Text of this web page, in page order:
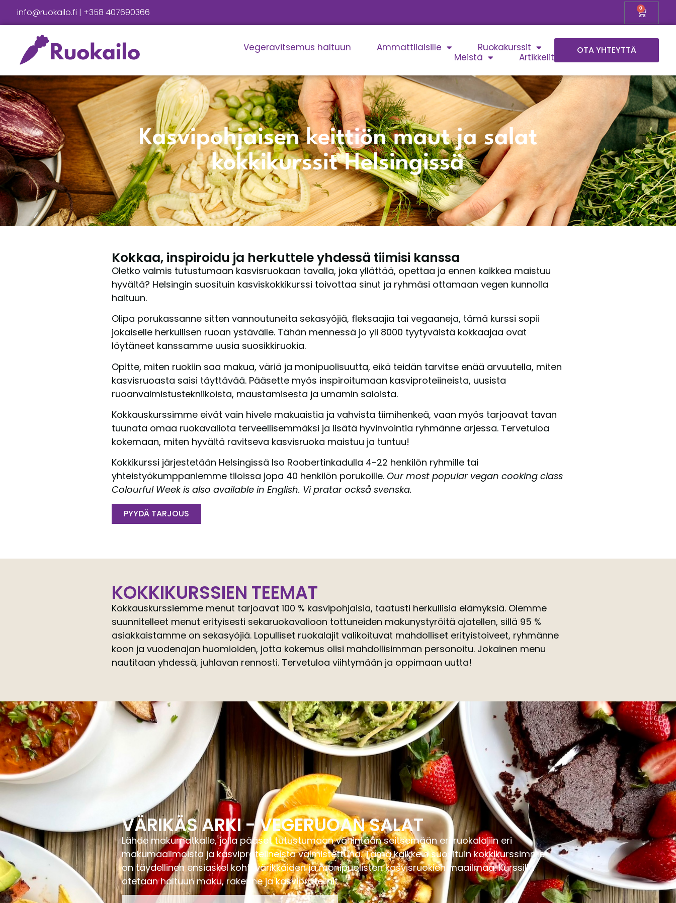
info@ruokailo.fi | +358 407690366 0
Vegeravitsemus haltuun Ammattilaisille
Ruokakurssit
Meistä
Artikkelit
OTA YHTEYTTÄ
Kasvipohjaisen keittiön maut ja salat
kokkikurssit Helsingissä
Kokkaa, inspiroidu ja herkuttele yhdessä tiimisi kanssa
Oletko valmis tutustumaan kasvisruokaan tavalla, joka yllättää, opettaa ja ennen kaikkea maistuu
hyvältä? Helsingin suosituin kasviskokkikurssi toivottaa sinut ja ryhmäsi ottamaan vegen kunnolla
haltuun.
Olipa porukassanne sitten vannoutuneita sekasyöjiä, fleksaajia tai vegaaneja, tämä kurssi sopii
jokaiselle herkullisen ruoan ystävälle. Tähän mennessä jo yli 8000 tyytyväistä kokkaajaa ovat
löytäneet kanssamme uusia suosikkiruokia.
Opitte, miten ruokiin saa makua, väriä ja monipuolisuutta, eikä teidän tarvitse enää arvuutella, miten
kasvisruoasta saisi täyttävää. Pääsette myös inspiroitumaan kasviproteiineista, uusista
ruoanvalmistustekniikoista, maustamisesta ja umamin saloista.
Kokkauskurssimme eivät vain hivele makuaistia ja vahvista tiimihenkeä, vaan myös tarjoavat tavan
tuunata omaa ruokavaliota terveellisemmäksi ja lisätä hyvinvointia ryhmänne arjessa. Tervetuloa
kokemaan, miten hyvältä ravitseva kasvisruoka maistuu ja tuntuu!
Kokkikurssi järjestetään Helsingissä Iso Roobertinkadulla 4-22 henkilön ryhmille tai
yhteistyökumppaniemme tiloissa jopa 40 henkilön porukoille. Our most popular vegan cooking class
Colourful Week is also available in English. Vi pratar också svenska.
PYYDÄ TARJOUS
KOKKIKURSSIEN TEEMAT
Kokkauskurssiemme menut tarjoavat 100 % kasvipohjaisia, taatusti herkullisia elämyksiä. Olemme
suunnitelleet menut erityisesti sekaruokavalioon tottuneiden makunystyröitä ajatellen, sillä 95 %
asiakkaistamme on sekasyöjiä. Lopulliset ruokalajit valikoituvat mahdolliset erityistoiveet, ryhmänne
koon ja vuodenajan huomioiden, jotta kokemus olisi mahdollisimman personoitu. Jokainen menu
nautitaan yhdessä, juhlavan rennosti. Tervetuloa viihtymään ja oppimaan uutta!
VÄRIKÄS ARKI - VEGERUOAN SALAT
Lähde makumatkalle, jolla pääset tutustumaan vähintään seitsemään eri ruokalajiin eri
makumaailmoista ja kasviproteiineista valmistettuna. Tämä kaikkein suosituin kokkikurssimme
on täydellinen ensiaskel kohti värikkäiden ja monipuolisten kasvisruokien maailmaa. Kurssilla
otetaan haltuun maku, rakenne ja kasviproteiinit.